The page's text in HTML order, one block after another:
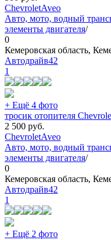
ChevroletAveo
Авто, мото, водный
элементы двигателя/
0
Кемеровская область,
Автодрайв42
1
+ Ещё 4 фото
тросик отопителя
2 500 руб.
ChevroletAveo
Авто, мото, водный
элементы двигателя/
0
Кемеровская область,
Автодрайв42
1
+ Ещё 2 фото